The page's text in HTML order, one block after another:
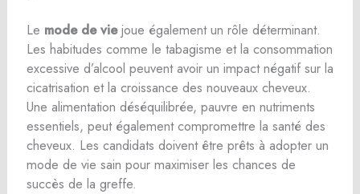
Le mode de viejoue également un rôle déterminant.
Les habitudes comme le tabagisme et la consommation
excessive d’alcool peuvent avoir un impact négatif sur la
cicatrisation et la croissance des nouveaux cheveux.
Une alimentation déséquilibrée, pauvre en nutriments
essentiels, peut également compromettre la santé des
cheveux. Les candidats doivent être prêts à adopter un
mode de vie sain pour maximiser les chances de
succès de la greffe.